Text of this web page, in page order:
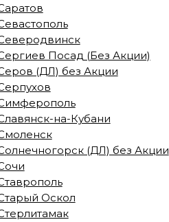
Посад (Без Акции)
(ДЛ) без Акции
на-Кубани
(ДЛ) без Акции
Оскол